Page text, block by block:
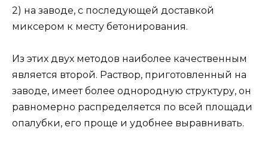
2) на заводе, с последующей доставкой
миксером к месту бетонирования.
Из этих двух методов наиболее качественным
является второй. Раствор, приготовленный на
заводе, имеет более однородную структуру, он
равномерно распределяется по всей площади
опалубки, его проще и удобнее выравнивать.